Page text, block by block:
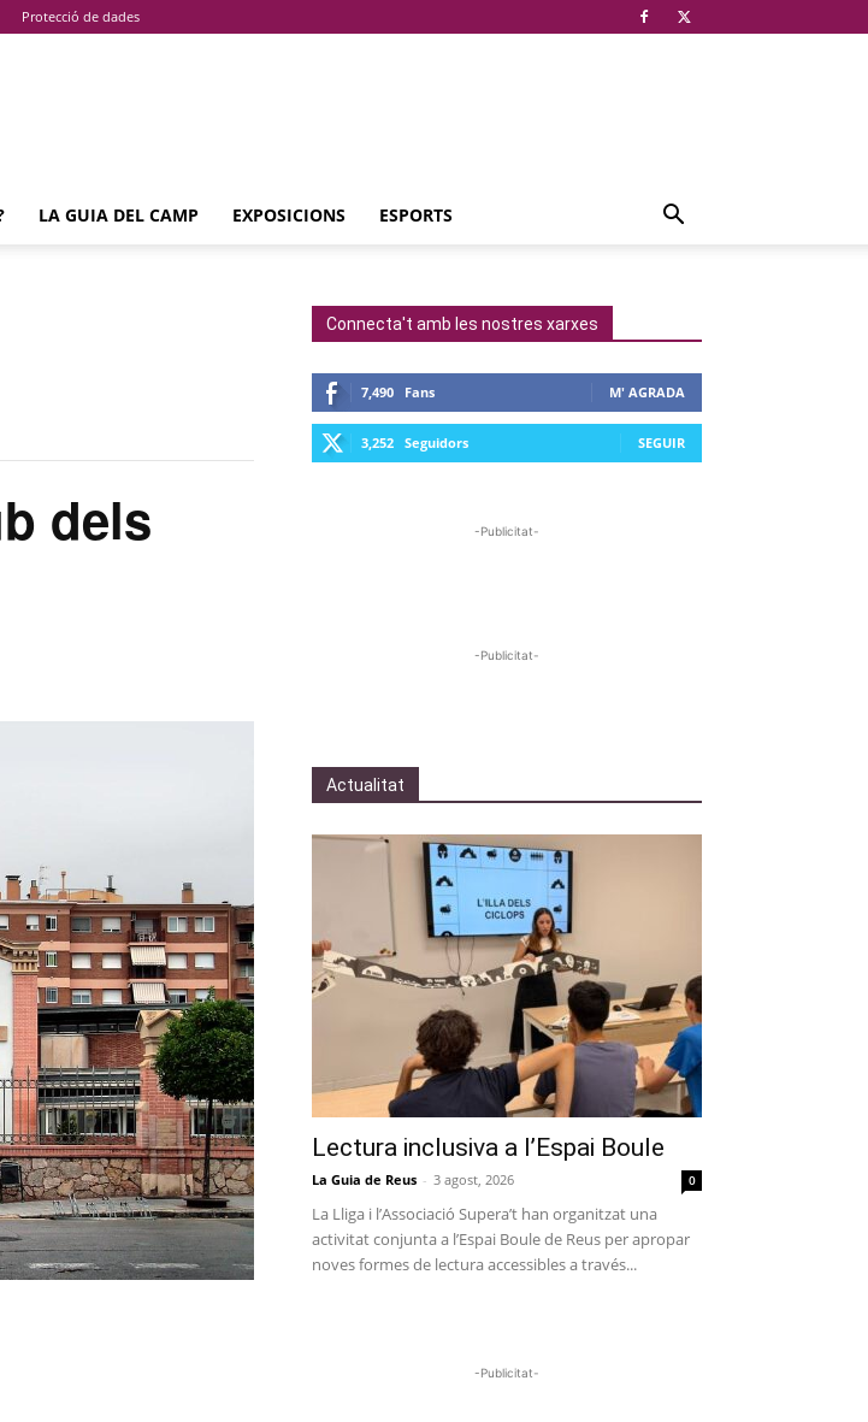
Protecció de dades
LA GUIA DEL CAMP EXPOSICIONS ESPORTS
dels
Connecta't amb les nostres xarxes
7,490 Fans M' AGRADA
3,252 Seguidors SEGUIR
-Publicitat-
-Publicitat-
Actualitat
Lectura inclusiva a l’Espai Boule
La Guia de Reus - 3 agost, 2026 0
La Lliga i l’Associació Supera’t han organitzat una
activitat conjunta a l’Espai Boule de Reus per apropar
noves formes de lectura accessibles a través...
-Publicitat-